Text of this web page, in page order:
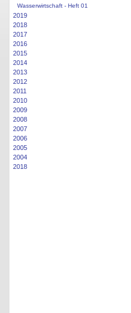
Wasserwirtschaft - Heft 01
2019
2018
2017
2016
2015
2014
2013
2012
2011
2010
2009
2008
2007
2006
2005
2004
2018